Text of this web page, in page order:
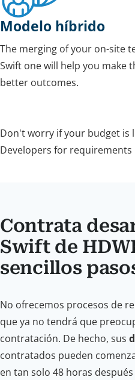
Modelo híbrido
The merging of your on-site
Swift one will help you make
better outcomes.
Don't worry if your budget is
Developers for requirements
Contrata
Swift de
sencillos
No ofrecemos procesos de
que ya no tendrá que
contratación. De hecho, sus
contratados pueden
en tan solo 48 horas